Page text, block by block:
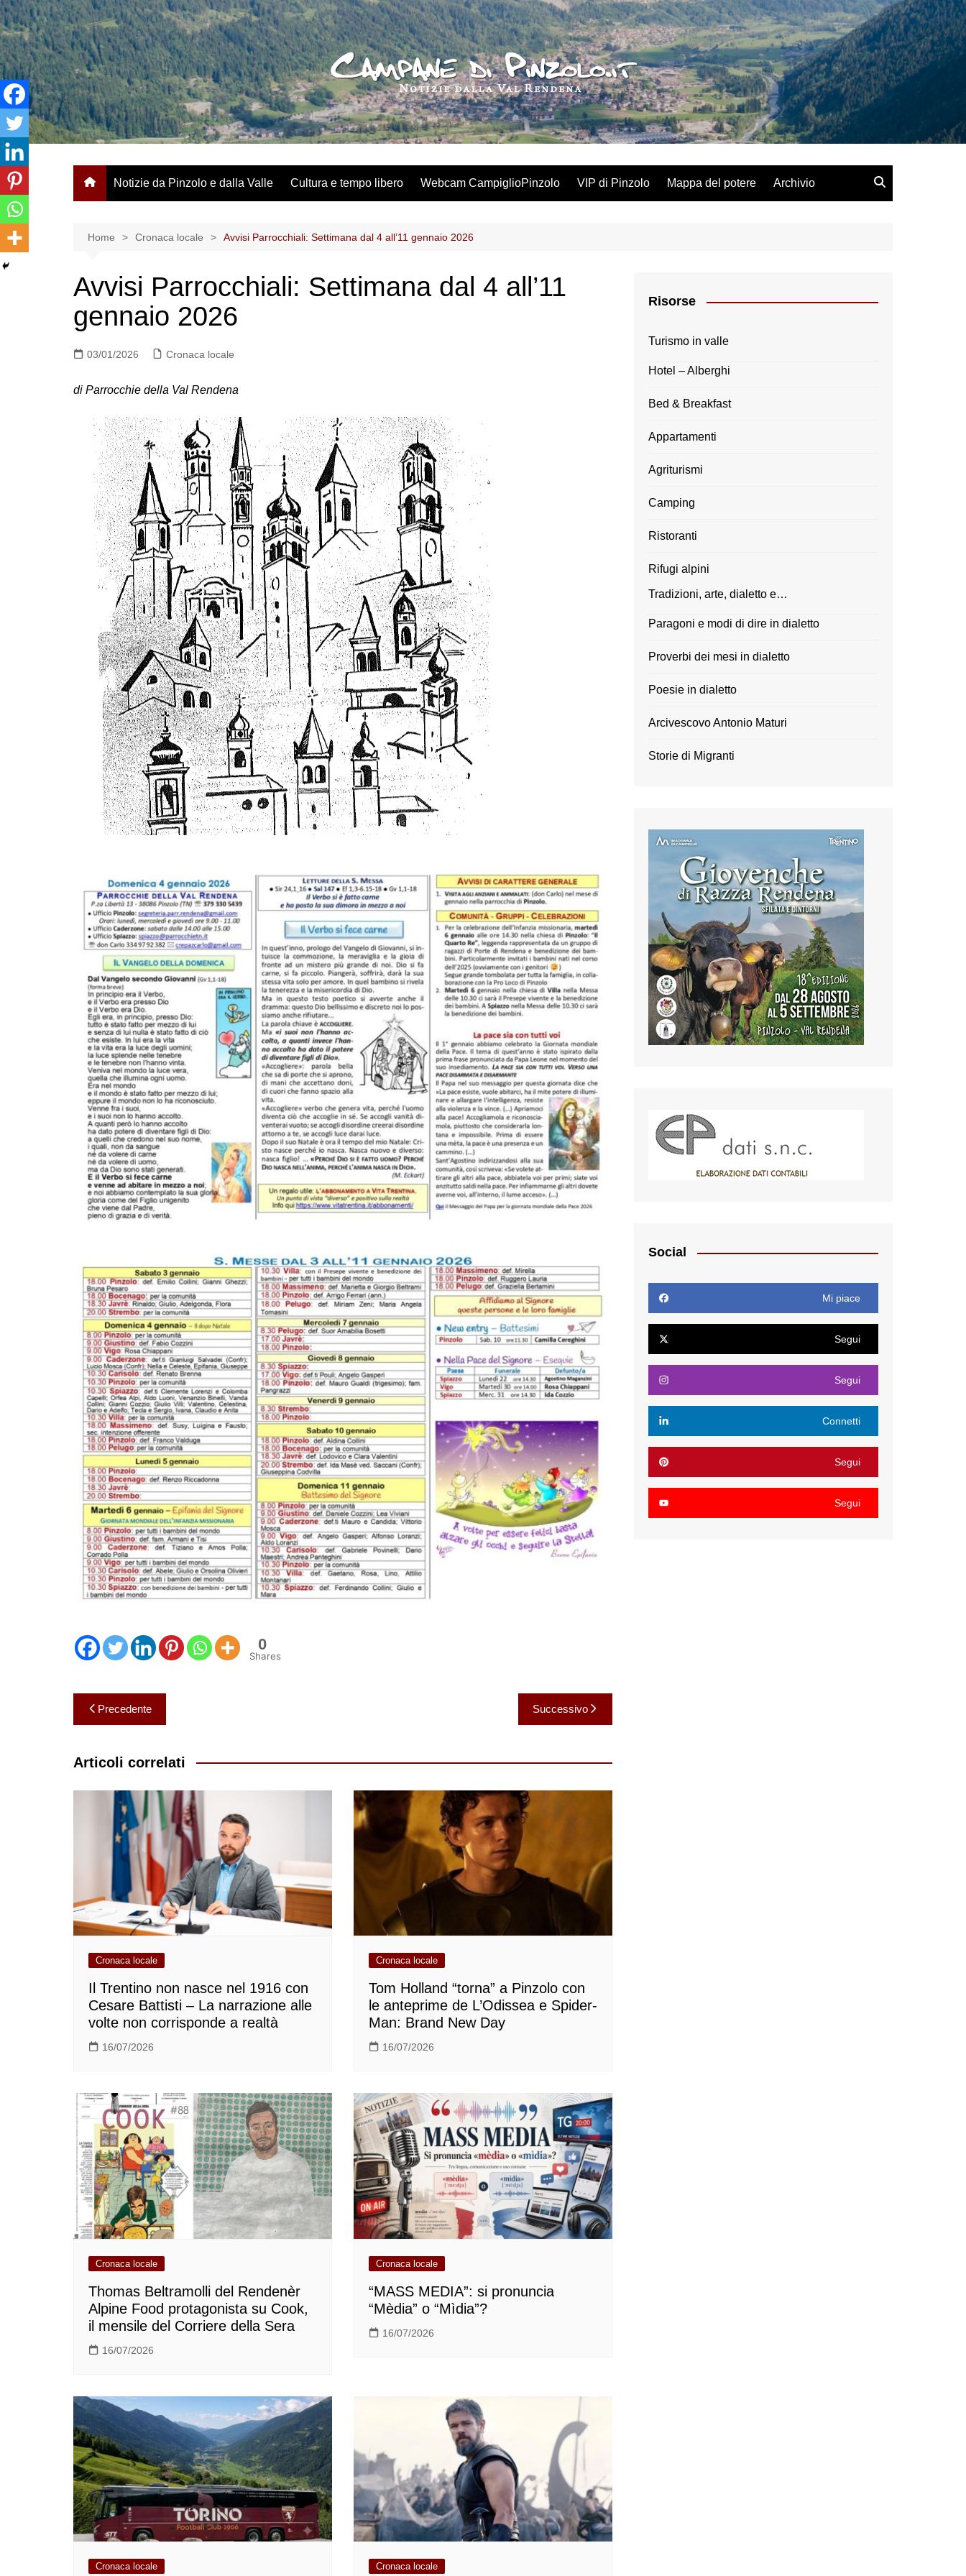
Salta
al
contenuto
Notizie da Pinzolo e dalla Valle Cultura e tempo libero Webcam CampiglioPinzolo VIP di Pinzolo Mappa del potere Archivio
Home Cronaca locale Avvisi Parrocchiali: Settimana dal 4 all’11 gennaio 2026
Avvisi Parrocchiali: Settimana dal 4 all’11
gennaio 2026
03/01/2026 Cronaca locale
di Parrocchie della Val Rendena
0
Shares
Navigazione
articoli
Precedente Successivo
Articoli correlati
Cronaca locale
Il Trentino non nasce nel 1916 con
Cesare Battisti – La narrazione alle
volte non corrisponde a realtà
16/07/2026
Cronaca locale
Tom Holland “torna” a Pinzolo con
le anteprime de L’Odissea e Spider-
Man: Brand New Day
16/07/2026
Cronaca locale
Thomas Beltramolli del Rendenèr
Alpine Food protagonista su Cook,
il mensile del Corriere della Sera
16/07/2026
Cronaca locale
“MASS MEDIA”: si pronuncia
“Mèdia” o “Mìdia”?
16/07/2026
Cronaca locale Cronaca locale
Risorse
Turismo in valle
Hotel – Alberghi
Bed & Breakfast
Appartamenti
Agriturismi
Camping
Ristoranti
Rifugi alpini
Tradizioni, arte, dialetto e…
Paragoni e modi di dire in dialetto
Proverbi dei mesi in dialetto
Poesie in dialetto
Arcivescovo Antonio Maturi
Storie di Migranti
Social
Mi piace
Segui
Segui
Connetti
Segui
Segui